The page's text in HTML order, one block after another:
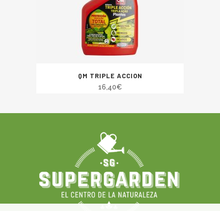
QM TRIPLE ACCION
16,40€